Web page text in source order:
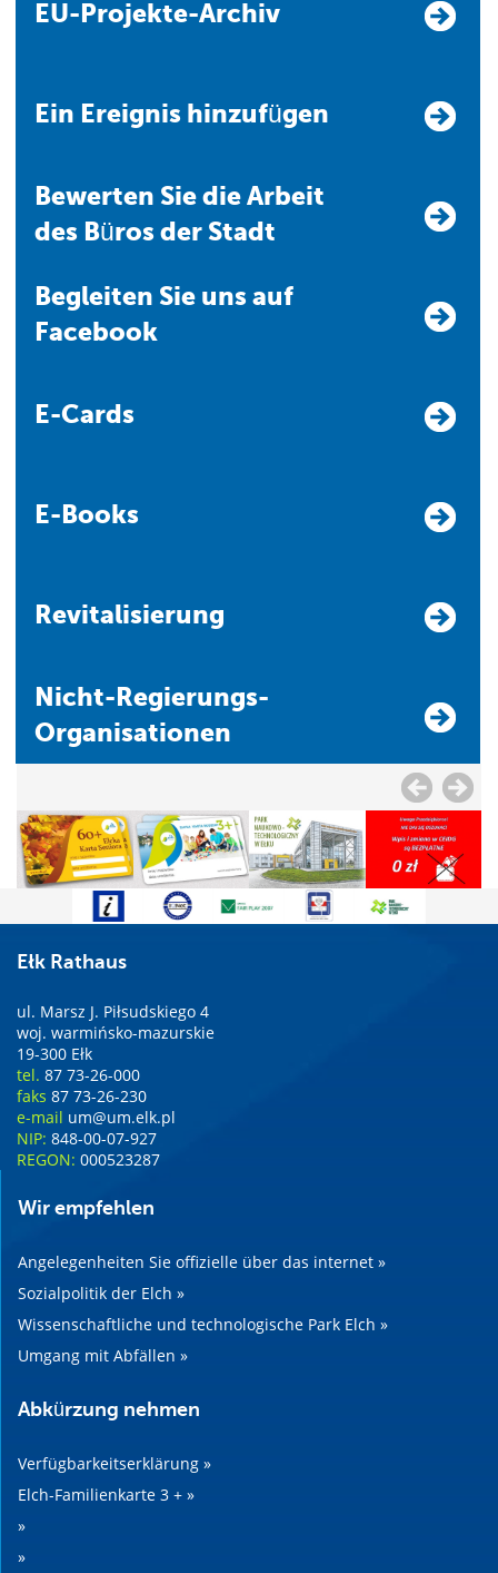
EU-Projekte-Archiv
Ein Ereignis hinzufügen
Bewerten Sie die Arbeit
des Büros der Stadt
Begleiten Sie uns auf
Facebook
E-Cards
E-Books
Revitalisierung
Nicht-Regierungs-
Organisationen
Ełk Rathaus
ul. Marsz J. Piłsudskiego 4
woj. warmińsko-mazurskie
19-300 Ełk
tel. 87 73-26-000
faks 87 73-26-230
e-mail um@um.elk.pl
NIP: 848-00-07-927
REGON: 000523287
Wir empfehlen
Angelegenheiten Sie offizielle über das internet »
Sozialpolitik der Elch »
Wissenschaftliche und technologische Park Elch »
Umgang mit Abfällen »
Abkürzung nehmen
Verfügbarkeitserklärung »
Elch-Familienkarte 3 + »
»
»